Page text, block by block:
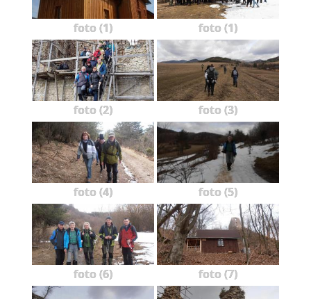
foto (1) foto (1)
foto (2) foto (3)
foto (4) foto (5)
foto (6) foto (7)